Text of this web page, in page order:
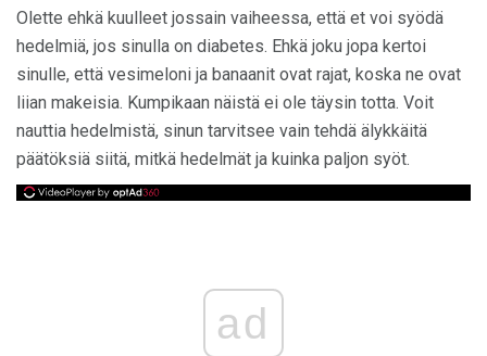
Olette ehkä kuulleet jossain vaiheessa, että et voi syödä
hedelmiä, jos sinulla on diabetes. Ehkä joku jopa kertoi
sinulle, että vesimeloni ja banaanit ovat rajat, koska ne ovat
liian makeisia. Kumpikaan näistä ei ole täysin totta. Voit
nauttia hedelmistä, sinun tarvitsee vain tehdä älykkäitä
päätöksiä siitä, mitkä hedelmät ja kuinka paljon syöt.
ad